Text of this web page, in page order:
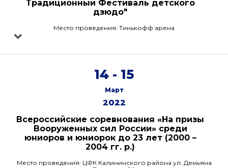
Традиционный Фестиваль детского
дзюдо"
Место проведения: Тинькофф арена
14 - 15
Март
2022
Всероссийские соревнования «На призы
Вооруженных сил России» среди
юниоров и юниорок до 23 лет (2000 –
2004 гг. р.)
Место проведения: ЦФК Калининского района ул. Демьяна